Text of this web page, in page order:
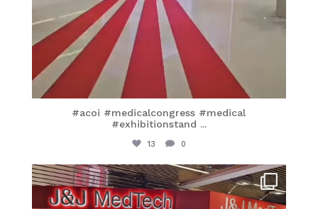
#acoi #medicalcongress #medical
#exhibitionstand ...
13 0
itaprosrl
Giu 1